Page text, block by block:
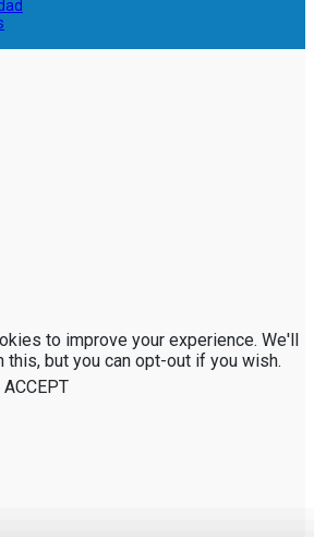
to improve your experience. We'll
this, but you can opt-out if you wish.
ACCEPT